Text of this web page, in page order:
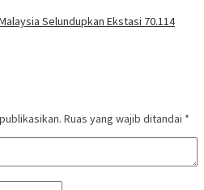
Selundupkan Ekstasi 70.114
Ruas yang wajib ditandai *